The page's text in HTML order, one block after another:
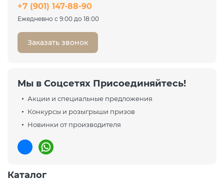
22 301 ₽ 29 735 ₽
+7 (901) 147-88-90
Ежедневно с 9:00 до 18:00
Заказать звонок
Мы в Соцсетях Присоединяйтесь!
Акции и специальные предложения
Конкурсы и розыгрыши призов
Новинки от производителя
Каталог